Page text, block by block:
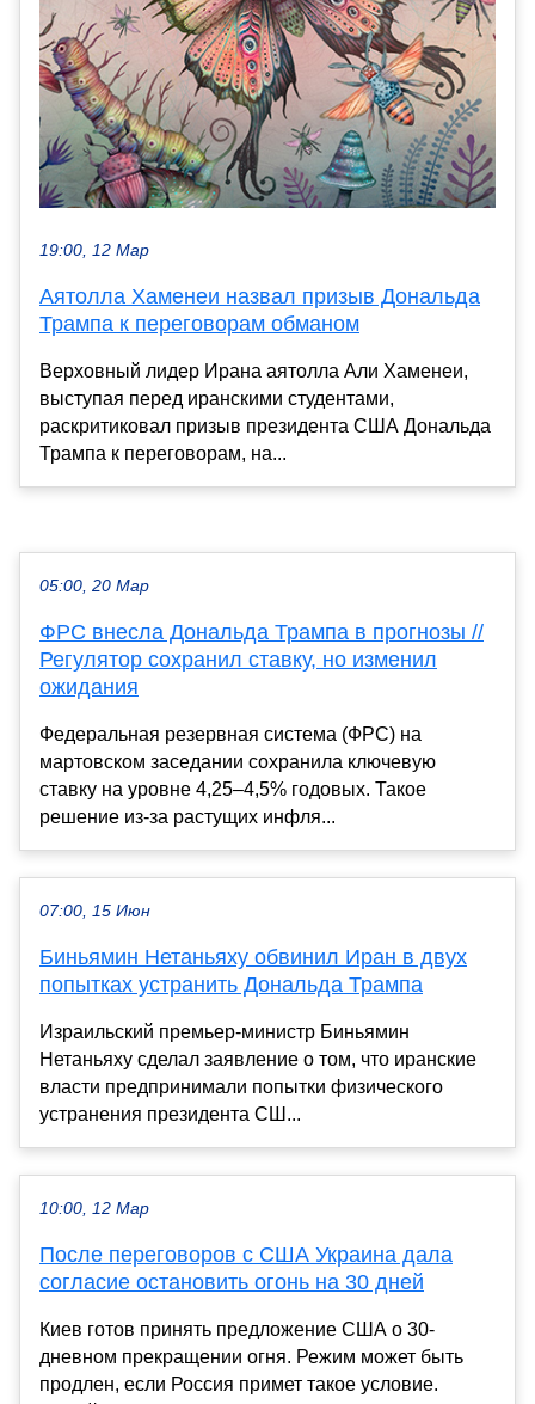
19:00, 12 Мар
Аятолла Хаменеи назвал призыв Дональда
Трампа к переговорам обманом
Верховный лидер Ирана аятолла Али Хаменеи,
выступая перед иранскими студентами,
раскритиковал призыв президента США Дональда
Трампа к переговорам, на...
05:00, 20 Мар
ФРС внесла Дональда Трампа в прогнозы //
Регулятор сохранил ставку, но изменил
ожидания
Федеральная резервная система (ФРС) на
мартовском заседании сохранила ключевую
ставку на уровне 4,25–4,5% годовых. Такое
решение из-за растущих инфля...
07:00, 15 Июн
Биньямин Нетаньяху обвинил Иран в двух
попытках устранить Дональда Трампа
Израильский премьер-министр Биньямин
Нетаньяху сделал заявление о том, что иранские
власти предпринимали попытки физического
устранения президента СШ...
10:00, 12 Мар
После переговоров с США Украина дала
согласие остановить огонь на 30 дней
Киев готов принять предложение США о 30-
дневном прекращении огня. Режим может быть
продлен, если Россия примет такое условие.